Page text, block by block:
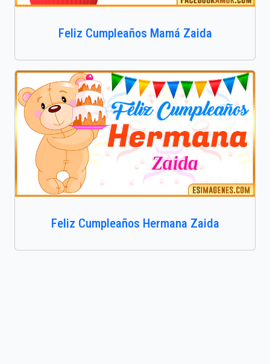
Feliz Cumpleaños Mamá Zaida
Feliz Cumpleaños Hermana Zaida